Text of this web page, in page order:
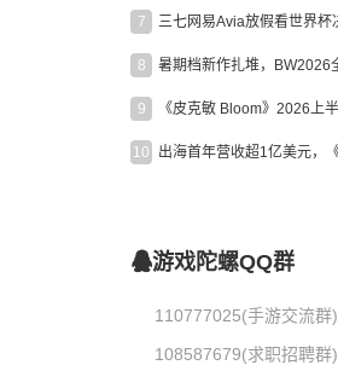
7
8
9
10
游戏陀螺QQ群
110777025(手游交流群)
108587679(求职招聘群)